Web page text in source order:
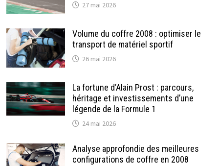
27 mai 2026
Volume du coffre 2008 : optimiser le
transport de matériel sportif
26 mai 2026
La fortune d’Alain Prost : parcours,
héritage et investissements d’une
légende de la Formule 1
24 mai 2026
Analyse approfondie des meilleures
configurations de coffre en 2008